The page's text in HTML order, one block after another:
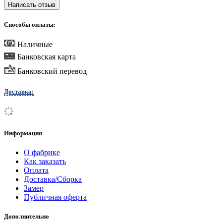
Написать отзыв
Способы оплаты:
Наличные
Банковская карта
Банковский перевод
Доставка:
Информация
О фабрике
Как заказать
Оплата
Доставка/Сборка
Замер
Публичная оферта
Дополнительно